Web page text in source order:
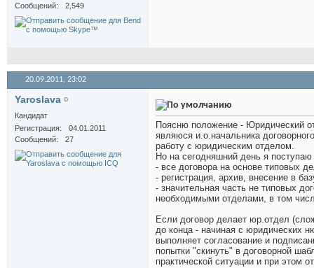
Сообщений
2,549
20.09.2011, 23:02
Yaroslava
Кандидат
Регистрация
04.01.2011
Сообщений
27
Поясню положение - Юридический
являюся и.о.начальника
работу с юридическим отделом.
Но на сегодняшний день я
- все договора на основе типовых
- регистрация, архив, внесение в
- значительная часть не типовых
необходимыми отделами, в том
Если договор делает юр.отдел
до конца - начиная с юридических
выполняет согласование и
попытки "скинуть" в договорной
практической ситуации и при этом